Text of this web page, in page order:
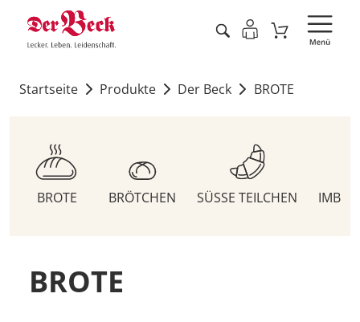
Startseite Produkte Der Beck BROTE
BROTE BRÖTCHEN SÜSSE TEILCHEN
BROTE